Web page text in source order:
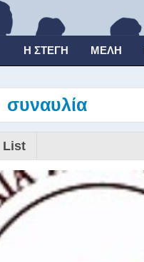
Η ΣΤΈΓΗ ΜΈΛΗ
συναυλία
List